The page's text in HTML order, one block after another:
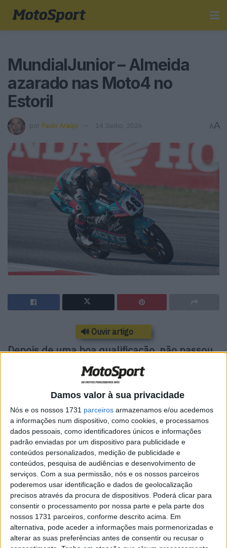
Damos valor à sua privacidade
Nós e os nossos 1731 parceiros armazenamos e/ou acedemos
a informações num dispositivo, como cookies, e processamos
dados pessoais, como identificadores únicos e informações
padrão enviadas por um dispositivo para publicidade e
conteúdos personalizados, medição de publicidade e
conteúdos, pesquisa de audiências e desenvolvimento de
serviços. Com a sua permissão, nós e os nossos parceiros
poderemos usar identificação e dados de geolocalização
precisos através da procura de dispositivos. Poderá clicar para
consentir o processamento por nossa parte e pela parte dos
nossos 1731 parceiros, conforme descrito acima. Em
alternativa, pode aceder a informações mais pormenorizadas e
alterar as suas preferências antes de consentir ou recusar o
MundialJunior – Almeida
azarado nas Moto4 no
Estoril
por Paulo Araújo 14 Junho, 2026 AA
🔊 Ouvir artigo
Depois de uma boa qualificação, não passou
da 5ª volta da corrida
Um dos raros portugueses no Mundial Júnior a visitar o
Estoril este fim de semana, Afonso Almeida qualificou-se
bem para a corrida das pequenas Moto4, colocando-se
na 11ª posição de entre 30 pilotos, na 4ª fila da grelha
para a prova do Europeu…